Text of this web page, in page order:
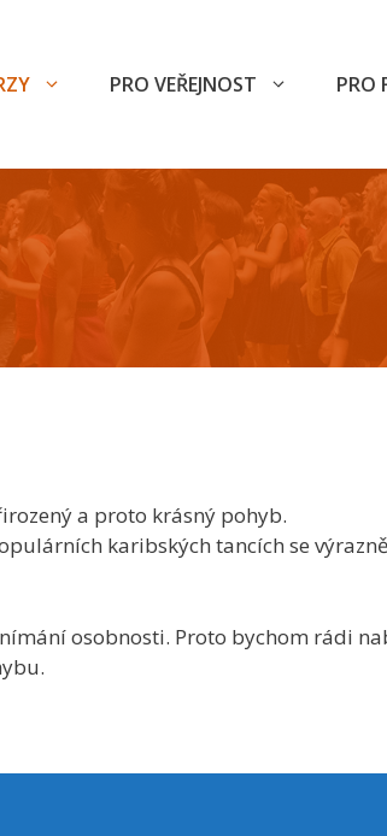
PRO VEŘEJNOST PRO
a proto krásný pohyb.
karibských tancích se výrazně
osobnosti. Proto bychom rádi